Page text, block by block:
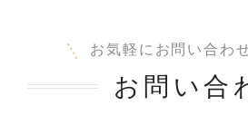
お気軽にお問い合わ
お問い合